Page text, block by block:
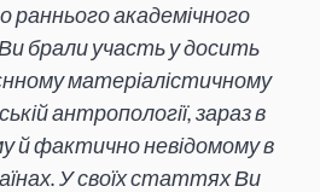
академічного
брали участь у досить
матеріалістичному
антропології, зараз в
й фактично невідомому в
У своїх статтях Ви